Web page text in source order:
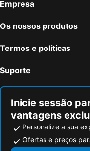
Empresa
Os nossos produtos
Termos e políticas
Suporte
Inicie sessão
vantagens
Personalize a sua
Ofertas e preços